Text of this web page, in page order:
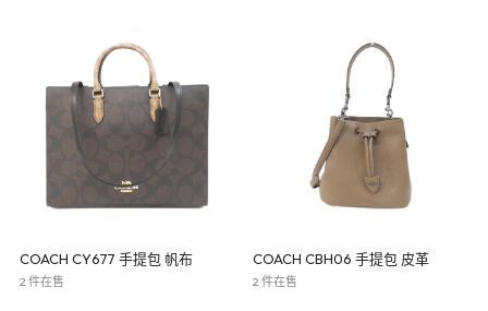
COACH CY677 手提包 帆布
2 件在售
COACH CBH06 手提包 皮革
2 件在售